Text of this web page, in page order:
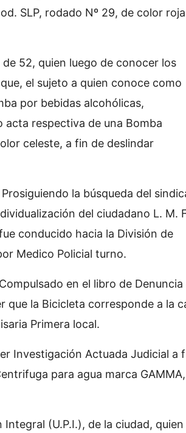
SLP, rodado Nº 29, de color roja
52, quien luego de conocer los
el sujeto a quien conoce como
por bebidas alcohólicas,
respectiva de una Bomba
celeste, a fin de deslindar
del
del ciudadano L. M.
conducido hacia la División de
Medico Policial turno.
de Denuncia
que la Bicicleta corresponde a la
Primera local.
Investigación Actuada Judicial a
para agua marca GAMMA,
(U.P.I.), de la ciudad, quien